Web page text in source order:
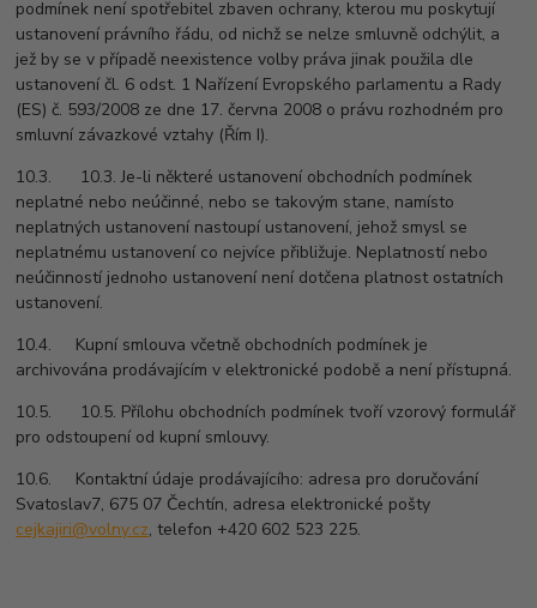
podmínek není spotřebitel zbaven ochrany, kterou mu poskytují
ustanovení právního řádu, od nichž se nelze smluvně odchýlit, a
jež by se v případě neexistence volby práva jinak použila dle
ustanovení čl. 6 odst. 1 Nařízení Evropského parlamentu a Rady
(ES) č. 593/2008 ze dne 17. června 2008 o právu rozhodném pro
smluvní závazkové vztahy (Řím I).
10.3. 10.3. Je-li některé ustanovení obchodních podmínek
neplatné nebo neúčinné, nebo se takovým stane, namísto
neplatných ustanovení nastoupí ustanovení, jehož smysl se
neplatnému ustanovení co nejvíce přibližuje. Neplatností nebo
neúčinností jednoho ustanovení není dotčena platnost ostatních
ustanovení.
10.4. Kupní smlouva včetně obchodních podmínek je
archivována prodávajícím v elektronické podobě a není přístupná.
10.5. 10.5. Přílohu obchodních podmínek tvoří vzorový formulář
pro odstoupení od kupní smlouvy.
10.6. Kontaktní údaje prodávajícího: adresa pro doručování
Svatoslav7, 675 07 Čechtín, adresa elektronické pošty
cejkajiri@volny.cz, telefon +420 602 523 225.